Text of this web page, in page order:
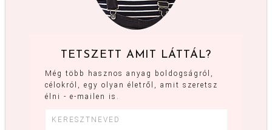
TETSZETT AMIT LÁTTÁL?
Még több hasznos anyag boldogságról,
célokról, egy olyan életről, amit szeretsz
élni - e-mailen is.